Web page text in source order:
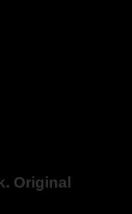
Original